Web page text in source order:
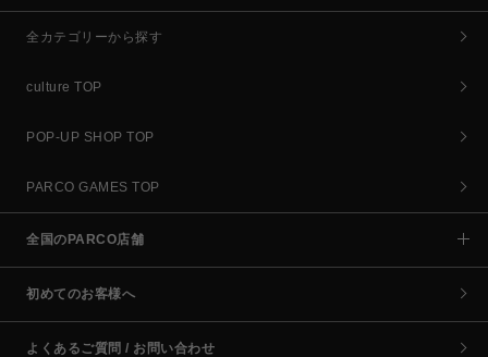
全カテゴリーから探す
culture TOP
POP-UP SHOP TOP
PARCO GAMES TOP
全国のPARCO店舗
初めてのお客様へ
よくあるご質問 / お問い合わせ